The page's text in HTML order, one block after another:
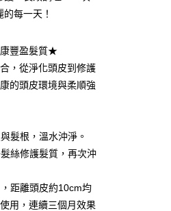
面顯示為準，若有關於
聯繫「AFTEE先享後
support/home
先享後付」服務完成之
人之同意方可使用
失，本公司不負相關責
情形，本公司將視審查
查看運費
每一天！
豐盈髮質★
，從淨化頭皮到修護
的頭皮環境與柔順強
髮根，溫水沖淨。
絲修護髮質，再次沖
距離頭皮約10cm均
用，連續三個月效果